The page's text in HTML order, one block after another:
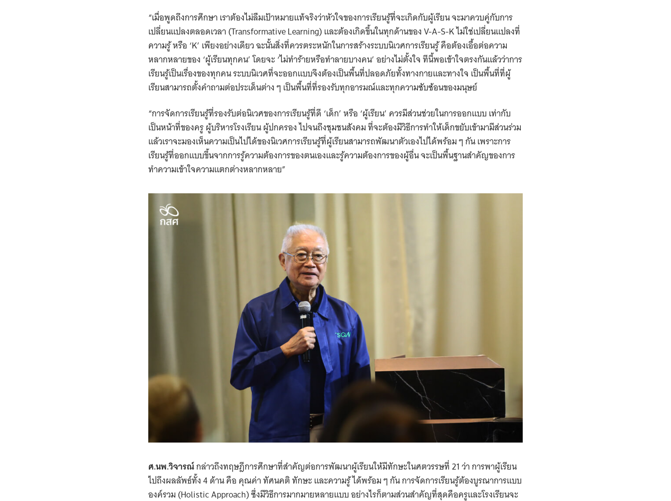
“เมื่อพูดถึงการศึกษา เราต้องไม่ลืมเป้าหมายแท้จริงว่าหัวใจของการเรียนรู้ที่จะเกิดกับผู้เรียน จะมาควบคู่กับการ
เปลี่ยนแปลงตลอดเวลา (Transformative Learning) และต้องเกิดขึ้นในทุกด้านของ V-A-S-K ไม่ใช่เปลี่ยนแปลงที่
ความรู้ หรือ ‘K’ เพียงอย่างเดียว ฉะนั้นสิ่งที่ควรตระหนักในการสร้างระบบนิเวศการเรียนรู้ คือต้องเอื้อต่อความ
หลากหลายของ ‘ผู้เรียนทุกคน’ โดยจะ ‘ไม่ทำร้ายหรือทำลายบางคน’ อย่างไม่ตั้งใจ ทีนี้พอเข้าใจตรงกันแล้วว่าการ
เรียนรู้เป็นเรื่องของทุกคน ระบบนิเวศที่จะออกแบบจึงต้องเป็นพื้นที่ปลอดภัยทั้งทางกายและทางใจ เป็นพื้นที่ที่ผู้
เรียนสามารถตั้งคำถามต่อประเด็นต่าง ๆ เป็นพื้นที่ที่รองรับทุกอารมณ์และทุกความซับซ้อนของมนุษย์
“การจัดการเรียนรู้ที่รองรับต่อนิเวศของการเรียนรู้ที่ดี ‘เด็ก’ หรือ ‘ผู้เรียน’ ควรมีส่วนช่วยในการออกแบบ เท่ากับ
เป็นหน้าที่ของครู ผู้บริหารโรงเรียน ผู้ปกครอง ไปจนถึงชุมชนสังคม ที่จะต้องมีวิธีการทำให้เด็กขยับเข้ามามีส่วนร่วม
แล้วเราจะมองเห็นความเป็นไปได้ของนิเวศการเรียนรู้ที่ผู้เรียนสามารถพัฒนาตัวเองไปได้พร้อม ๆ กัน เพราะการ
เรียนรู้ที่ออกแบบขึ้นจากการรู้ความต้องการของตนเองและรู้ความต้องการของผู้อื่น จะเป็นพื้นฐานสำคัญของการ
ทำความเข้าใจความแตกต่างหลากหลาย”
ศ.นพ.วิจารณ์กล่าวถึงทฤษฎีการศึกษาที่สำคัญต่อการพัฒนาผู้เรียนให้มีทักษะในศตวรรษที่ 21 ว่า การพาผู้เรียน
ไปถึงผลลัพธ์ทั้ง 4 ด้าน คือ คุณค่า ทัศนคติ ทักษะ และความรู้ ได้พร้อม ๆ กัน การจัดการเรียนรู้ต้องบูรณาการแบบ
องค์รวม (Holistic Approach) ซึ่งมีวิธีการมากมายหลายแบบ อย่างไรก็ตามส่วนสำคัญที่สุดคือครูและโรงเรียนจะ